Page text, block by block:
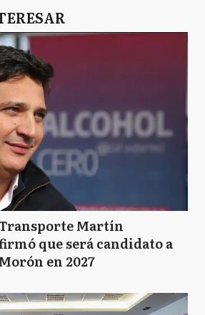
Martín
que será candidato a
en 2027